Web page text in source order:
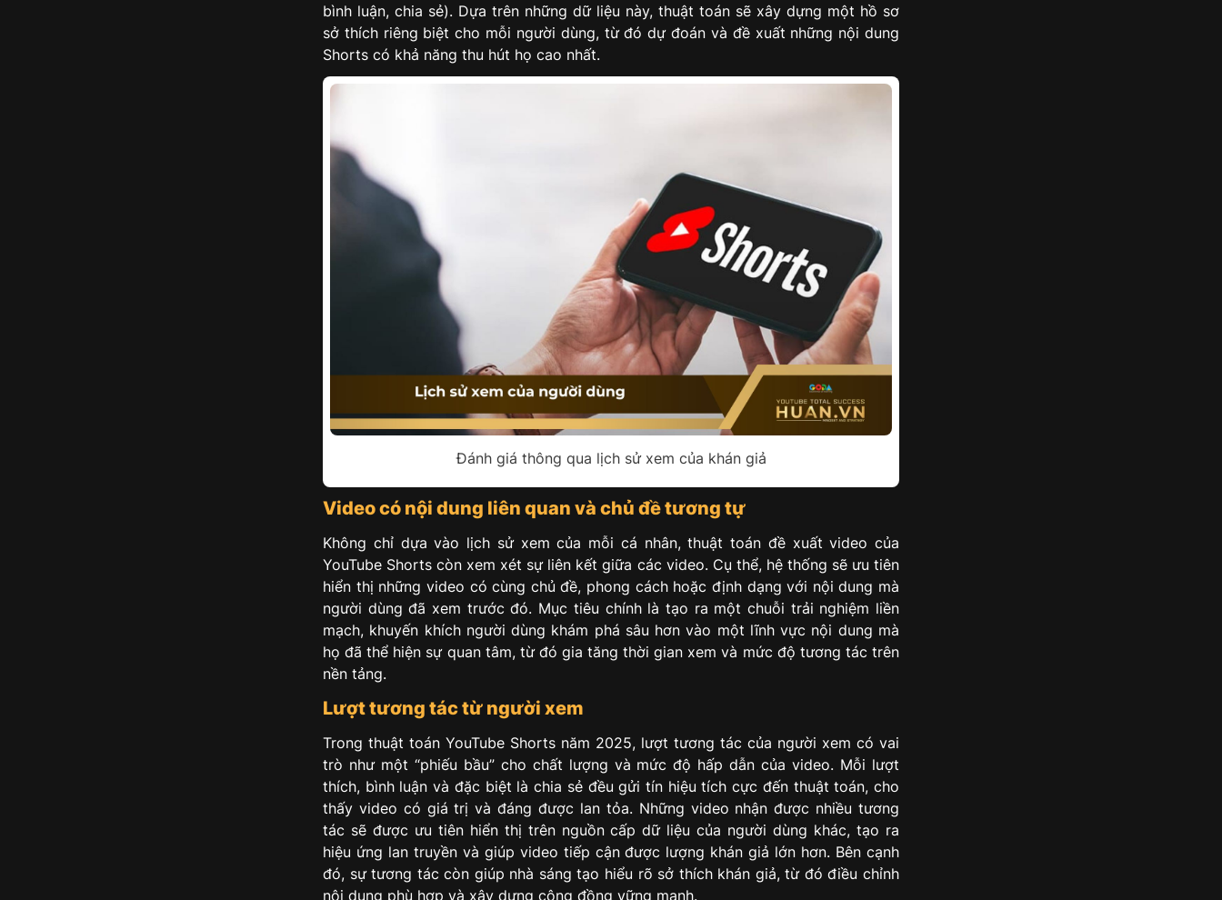
bình luận, chia sẻ). Dựa trên những dữ liệu này, thuật toán sẽ xây dựng một hồ sơ
sở thích riêng biệt cho mỗi người dùng, từ đó dự đoán và đề xuất những nội dung
Shorts có khả năng thu hút họ cao nhất.
Đánh giá thông qua lịch sử xem của khán giả
Video có nội dung liên quan và chủ đề tương tự
Không chỉ dựa vào lịch sử xem của mỗi cá nhân, thuật toán đề xuất video của
YouTube Shorts còn xem xét sự liên kết giữa các video. Cụ thể, hệ thống sẽ ưu tiên
hiển thị những video có cùng chủ đề, phong cách hoặc định dạng với nội dung mà
người dùng đã xem trước đó. Mục tiêu chính là tạo ra một chuỗi trải nghiệm liền
mạch, khuyến khích người dùng khám phá sâu hơn vào một lĩnh vực nội dung mà
họ đã thể hiện sự quan tâm, từ đó gia tăng thời gian xem và mức độ tương tác trên
nền tảng.
Lượt tương tác từ người xem
Trong thuật toán YouTube Shorts năm 2025, lượt tương tác của người xem có vai
trò như một “phiếu bầu” cho chất lượng và mức độ hấp dẫn của video. Mỗi lượt
thích, bình luận và đặc biệt là chia sẻ đều gửi tín hiệu tích cực đến thuật toán, cho
thấy video có giá trị và đáng được lan tỏa. Những video nhận được nhiều tương
tác sẽ được ưu tiên hiển thị trên nguồn cấp dữ liệu của người dùng khác, tạo ra
hiệu ứng lan truyền và giúp video tiếp cận được lượng khán giả lớn hơn. Bên cạnh
đó, sự tương tác còn giúp nhà sáng tạo hiểu rõ sở thích khán giả, từ đó điều chỉnh
nội dung phù hợp và xây dựng cộng đồng vững mạnh.